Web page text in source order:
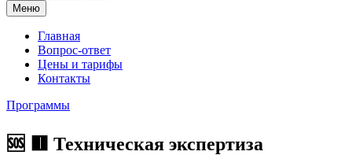
Меню
Главная
Вопрос-ответ
Цены и тарифы
Контакты
Программы
🆘 🟥 Техническая экспертиза